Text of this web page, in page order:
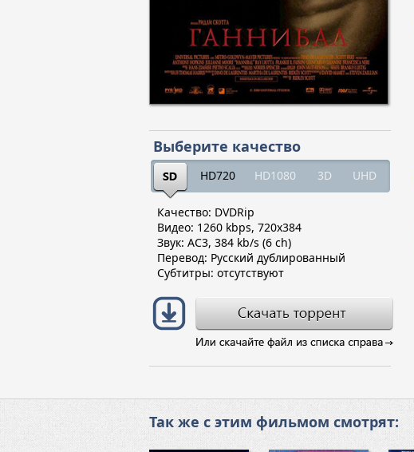
Выберите качество
HD720 HD1080 3D UHD
Качество: DVDRip
Видео: 1260 kbps, 720x384
Звук: AC3, 384 kb/s (6 ch)
Перевод: Русский дублированный
Субтитры: отсутствуют
Так же с этим фильмом смотрят: